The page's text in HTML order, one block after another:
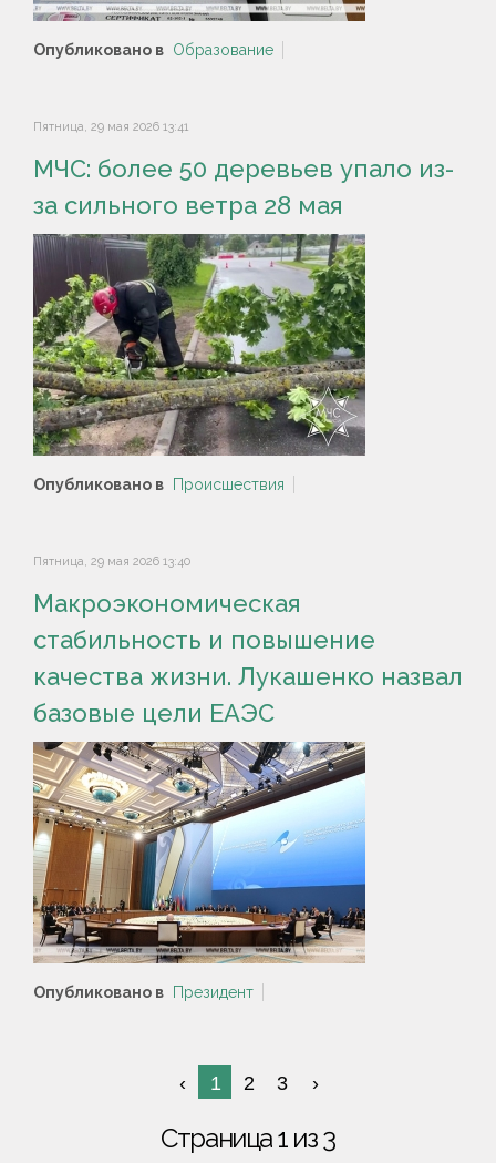
Опубликовано в Образование
Пятница, 29 мая 2026 13:41
МЧС: более 50 деревьев упало из-
за сильного ветра 28 мая
Опубликовано в Происшествия
Пятница, 29 мая 2026 13:40
Макроэкономическая
стабильность и повышение
качества жизни. Лукашенко назвал
базовые цели ЕАЭС
Опубликовано в Президент
1 2 3
Страница 1 из 3